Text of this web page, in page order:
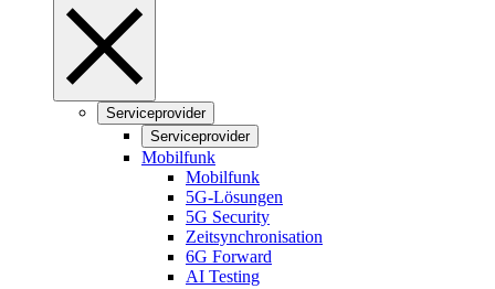
Serviceprovider
Serviceprovider
Mobilfunk
Mobilfunk
5G-Lösungen
5G Security
Zeitsynchronisation
6G Forward
AI Testing